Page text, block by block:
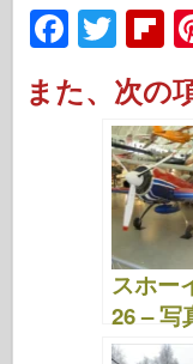
F
a
c
T
wi
tt
er
ip
b
o
d
また、次の
スホー
26 – 写
デオ